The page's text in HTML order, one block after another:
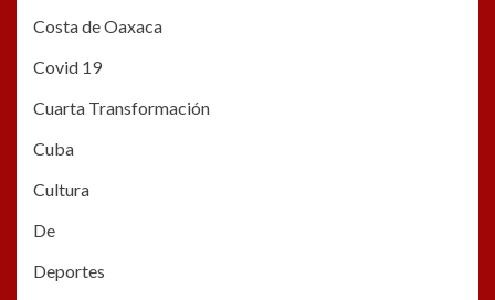
Costa de Oaxaca
Covid 19
Cuarta Transformación
Cuba
Cultura
De
Deportes